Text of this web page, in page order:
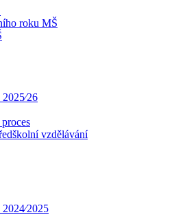
roku MŠ
vzdělávání